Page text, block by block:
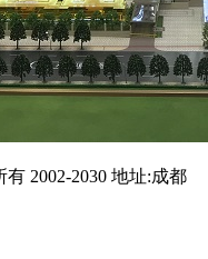
2002-2030 地址:成都